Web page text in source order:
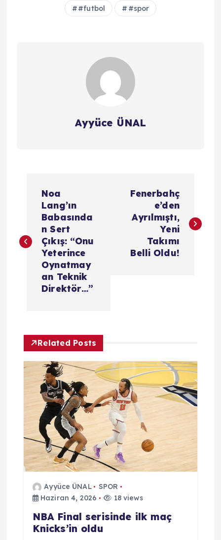
#futbol #spor
Ayyüce ÜNAL
z
z
n
m
e
s
Noa
Lang’ın
Babasında
n Sert
Çıkış: “Onu
Yeterince
Oynatmay
an Teknik
Direktör…”
Fenerbahç
e’den
Ayrılmıştı,
Yeni
Takımı
Belli Oldu!
Related Posts
Ayyüce ÜNAL
SPOR
Haziran 4, 2026
18 views
NBA Final serisinde ilk maç
Knicks’in oldu